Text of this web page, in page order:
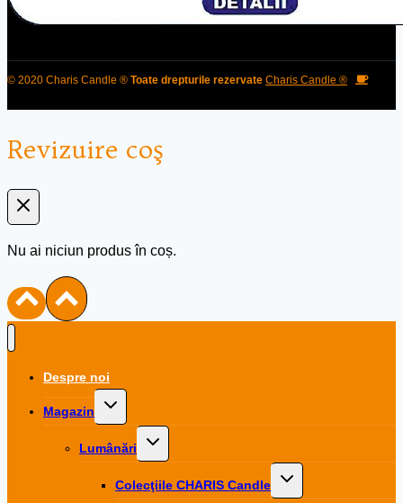
© 2020 Charis Candle ® Toate drepturile rezervate Charis Candle ®
Revizuire coş
Nu ai niciun produs în coș.
Despre noi
Magazin
Toggle
child
Lumânări
Toggle
child
Colecţiile CHARIS Candle
Toggle
child